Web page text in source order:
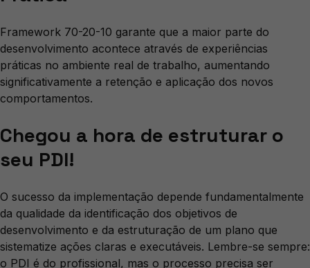
Framework 70-20-10 garante que a maior parte do
desenvolvimento acontece através de experiências
práticas no ambiente real de trabalho, aumentando
significativamente a retenção e aplicação dos novos
comportamentos.
Chegou a hora de estruturar o
seu PDI!
O sucesso da implementação depende fundamentalmente
da qualidade da identificação dos objetivos de
desenvolvimento e da estruturação de um plano que
sistematize ações claras e executáveis. Lembre-se sempre:
o PDI é do profissional, mas o processo precisa ser